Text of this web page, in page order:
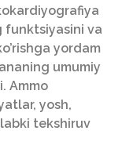
funktsiyasini va
yordam
umumiy
Ammo
yosh,
tekshiruv